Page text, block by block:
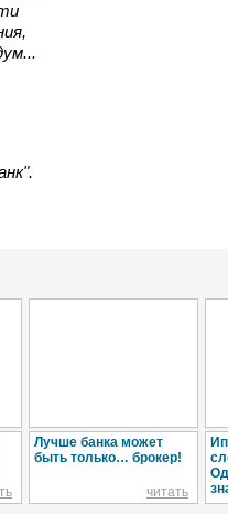
Лучше банка может
быть только… брокер!
читать